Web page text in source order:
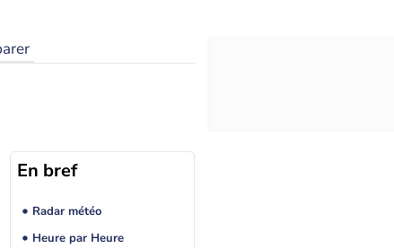
En bref
Radar météo
Heure par Heure